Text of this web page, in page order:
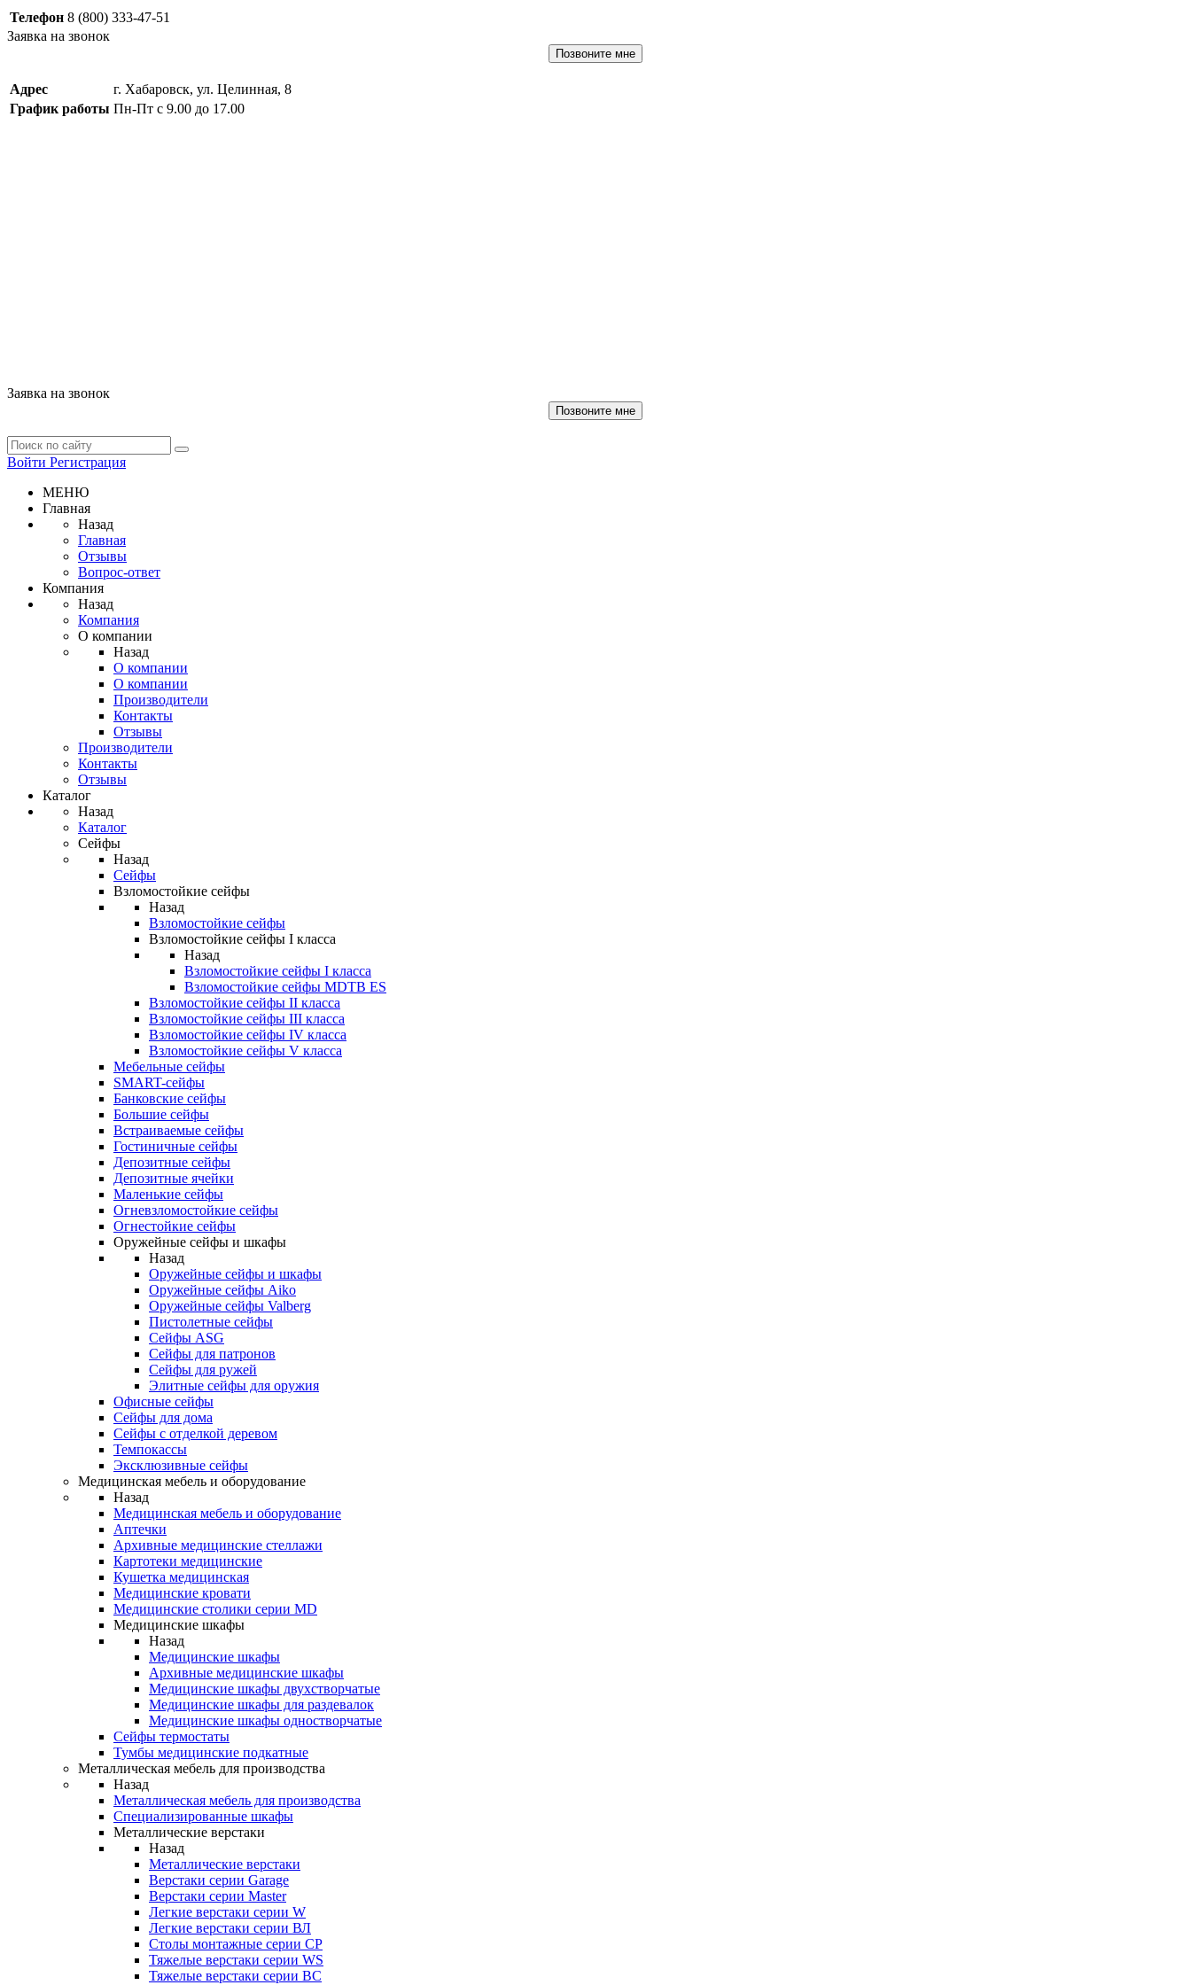
Телефон 8 (800) 333-47-51
Заявка на звонок
Позвоните мне
Адрес
г. Хабаровск, ул. Целинная, 8
График работы Пн-Пт с 9.00 до 17.00
Заявка на звонок
Позвоните мне
Войти Регистрация
МЕНЮ
Главная
Назад
Главная
Отзывы
Вопрос-ответ
Компания
Назад
Компания
О компании
Назад
О компании
О компании
Производители
Контакты
Отзывы
Производители
Контакты
Отзывы
Каталог
Назад
Каталог
Сейфы
Назад
Сейфы
Взломостойкие сейфы
Назад
Взломостойкие сейфы
Взломостойкие сейфы I класса
Назад
Взломостойкие сейфы I класса
Взломостойкие сейфы MDTB ES
Взломостойкие сейфы II класса
Взломостойкие сейфы III класса
Взломостойкие сейфы IV класса
Взломостойкие сейфы V класса
Мебельные сейфы
SMART-сейфы
Банковские сейфы
Большие сейфы
Встраиваемые сейфы
Гостиничные сейфы
Депозитные сейфы
Депозитные ячейки
Маленькие сейфы
Огневзломостойкие сейфы
Огнестойкие сейфы
Оружейные сейфы и шкафы
Назад
Оружейные сейфы и шкафы
Оружейные сейфы Aiko
Оружейные сейфы Valberg
Пистолетные сейфы
Сейфы ASG
Сейфы для патронов
Сейфы для ружей
Элитные сейфы для оружия
Офисные сейфы
Сейфы для дома
Сейфы с отделкой деревом
Темпокассы
Эксклюзивные сейфы
Медицинская мебель и оборудование
Назад
Медицинская мебель и оборудование
Аптечки
Архивные медицинские стеллажи
Картотеки медицинские
Кушетка медицинская
Медицинские кровати
Медицинские столики серии MD
Медицинские шкафы
Назад
Медицинские шкафы
Архивные медицинские шкафы
Медицинские шкафы двухстворчатые
Медицинские шкафы для раздевалок
Медицинские шкафы одностворчатые
Сейфы термостаты
Тумбы медицинские подкатные
Металлическая мебель для производства
Назад
Металлическая мебель для производства
Cпециализированные шкафы
Металлические верстаки
Назад
Металлические верстаки
Верстаки серии Garage
Верстаки серии Master
Легкие верстаки серии W
Легкие верстаки серии ВЛ
Столы монтажные серии СР
Тяжелые верстаки серии WS
Тяжелые верстаки серии ВС